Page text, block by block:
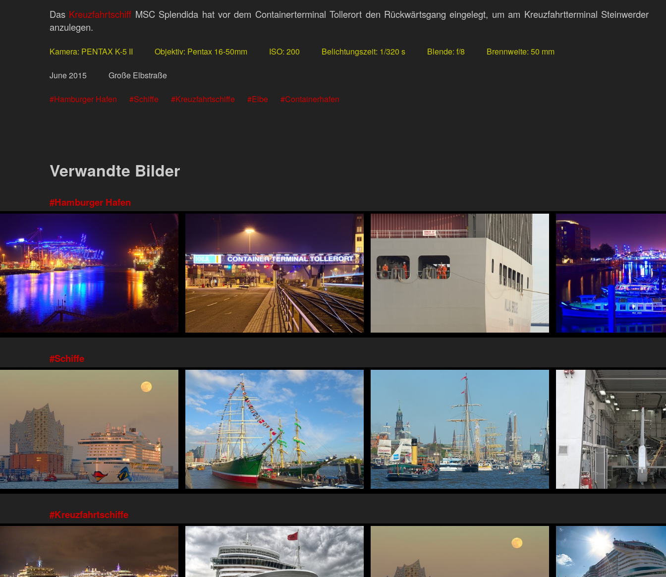
Das Kreuzfahrtschiff MSC Splendida hat vor dem Containerterminal Tollerort den Rückwärtsgang eingelegt, um am Kreuzfahrtterminal Steinwerder
anzulegen.
Kamera PENTAX K-5 II Objektiv Pentax 16-50mm ISO 200 Belichtungszeit 1/320 s Blende f/8 Brennweite 50 mm
June2015 Große Elbstraße
Hamburger Hafen Schiffe Kreuzfahrtschiffe Elbe Containerhafen
Verwandte Bilder
Hamburger Hafen
Schiffe
Kreuzfahrtschiffe